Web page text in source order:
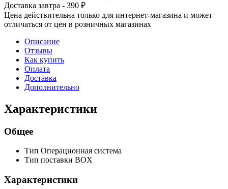
Доставка завтра - 390 ₽
Цена действительна только для интернет-магазина и может
отличаться от цен в розничных магазинах
Описание
Отзывы
Как купить
Оплата
Доставка
Дополнительно
Характеристики
Общее
Тип Операционная система
Тип поставки BOX
Характеристики